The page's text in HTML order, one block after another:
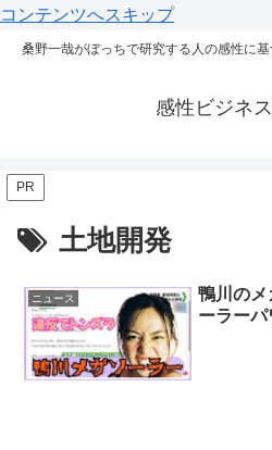
コンテンツへスキップ
桑野一哉がぼっちで研究する人の感性に
感性ビジネ
PR
土地開発
ニュース
鴨川の
ーラーパ